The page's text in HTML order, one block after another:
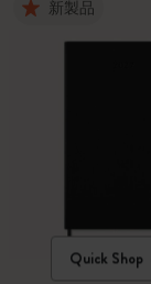
新製品
Quick Shop